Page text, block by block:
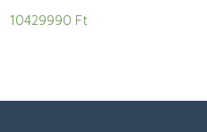
10429990 Ft